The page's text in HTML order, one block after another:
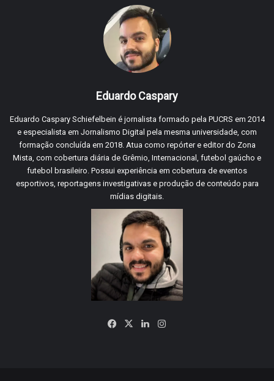
Eduardo Caspary
Eduardo Caspary Schiefelbein é jornalista formado pela PUCRS em 2014
e especialista em Jornalismo Digital pela mesma universidade, com
formação concluída em 2018. Atua como repórter e editor do Zona
Mista, com cobertura diária de Grêmio, Internacional, futebol gaúcho e
futebol brasileiro. Possui experiência em cobertura de eventos
esportivos, reportagens investigativas e produção de conteúdo para
mídias digitais.
Facebook
X LinkedinInstagram